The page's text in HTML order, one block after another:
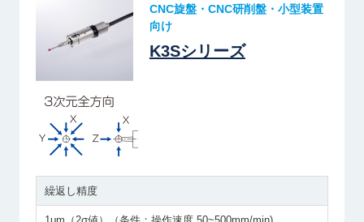
CNC旋盤・CNC研削盤・小型装置
向け
K3Sシリーズ
繰返し精度